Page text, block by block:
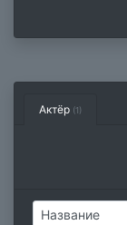
Актёр (1)